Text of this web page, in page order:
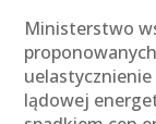
Ministerstwo
lądowej